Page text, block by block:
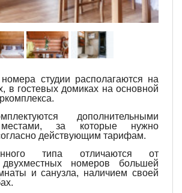
студии располагаются на
в гостевых домиках на основной
дополнительными
за которые нужно
действующим тарифам.
типа отличаются от
двухместных номеров большей
и санузла, наличием своей